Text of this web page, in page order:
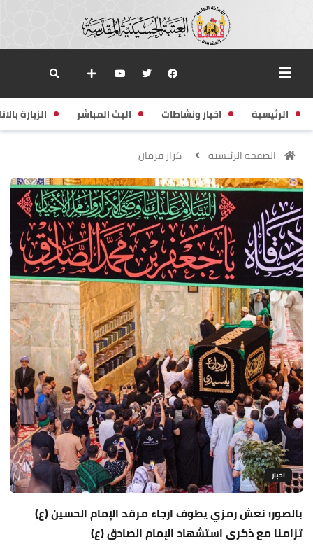
الرئيسية اخبار ونشاطات البث المباشر الزيارة
الصفحة الرئيسية كرار فرمان
اخبار
بالصور: نعش رمزي يطوف ارجاء مرقد الإمام الحسين (ع)
تزامنا مع ذكرى استشهاد الإمام الصادق (ع)